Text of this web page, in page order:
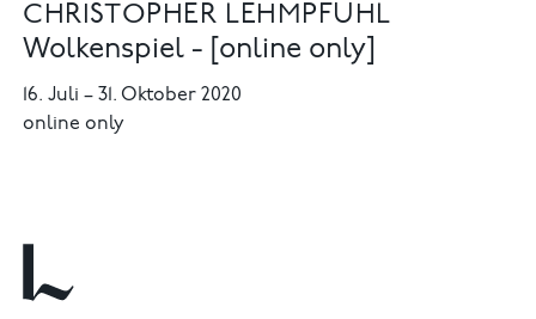
CHRISTOPHER LEHMPFUHL
Wolkenspiel - [online only]
16. Juli–31. Oktober 2020
online only